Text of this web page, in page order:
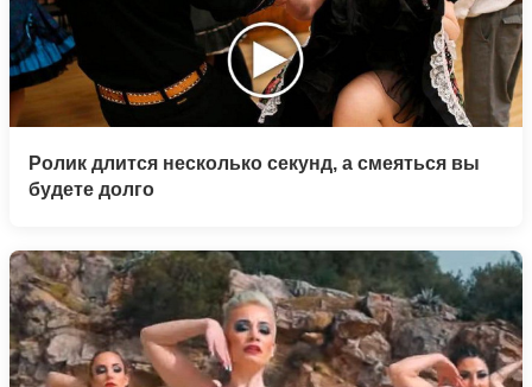
Ролик длится несколько секунд, а смеяться вы
будете долго